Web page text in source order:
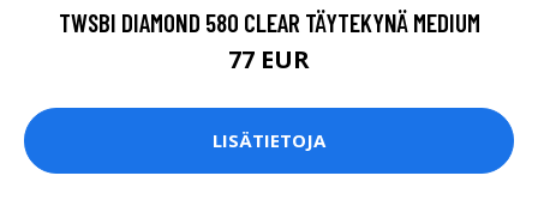
TWSBI DIAMOND 580 CLEAR TÄYTEKYNÄ MEDIUM
77 EUR
LISÄTIETOJA